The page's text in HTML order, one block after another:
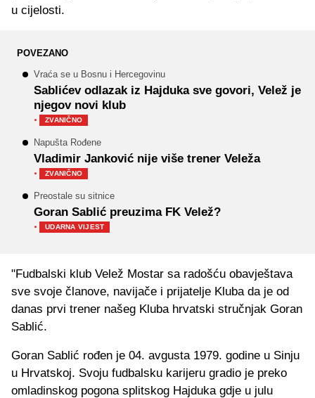
u cijelosti.
POVEZANO
Vraća se u Bosnu i Hercegovinu
Sablićev odlazak iz Hajduka sve govori, Velež je
njegov novi klub
· ZVANIČNO
Napušta Rođene
Vladimir Janković nije više trener Veleža
· ZVANIČNO
Preostale su sitnice
Goran Sablić preuzima FK Velež?
· UDARNA VIJEST
"Fudbalski klub Velež Mostar sa radošću obavještava
sve svoje članove, navijače i prijatelje Kluba da je od
danas prvi trener našeg Kluba hrvatski stručnjak Goran
Sablić.
Goran Sablić rođen je 04. avgusta 1979. godine u Sinju
u Hrvatskoj. Svoju fudbalsku karijeru gradio je preko
omladinskog pogona splitskog Hajduka gdje u julu